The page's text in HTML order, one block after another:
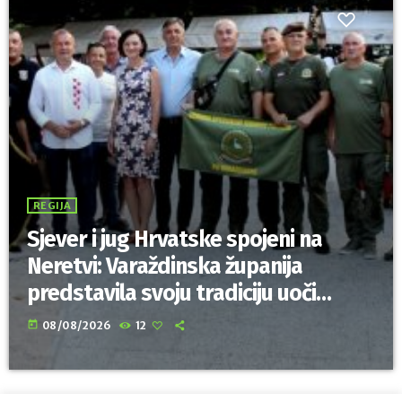
REGIJA
Sjever i jug Hrvatske spojeni na
Neretvi: Varaždinska županija
predstavila svoju tradiciju uoči
Maratona lađa
today 08/08/2026 12